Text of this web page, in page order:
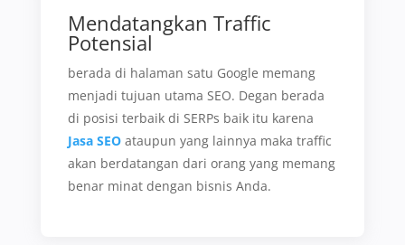
Mendatangkan Traffic
Potensial
berada di halaman satu Google memang
menjadi tujuan utama SEO. Degan berada
di posisi terbaik di SERPs baik itu karena
Jasa SEOataupun yang lainnya maka traffic
akan berdatangan dari orang yang memang
benar minat dengan bisnis Anda.